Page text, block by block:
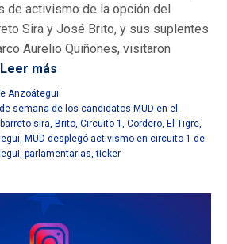
de activismo de la opción del
Sira y José Brito, y sus suplentes
Aurelio Quiñones, visitaron
Leer más
Anzoátegui
semana de los candidatos MUD en el
barreto sira, Brito, Circuito 1 , Cordero, El Tigre,
, MUD desplegó activismo en circuito 1 de
, parlamentarias,ticker